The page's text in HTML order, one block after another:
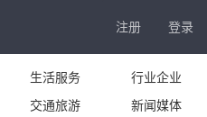
注册 登录
生活服务
行业企业
交通旅游
新闻媒体